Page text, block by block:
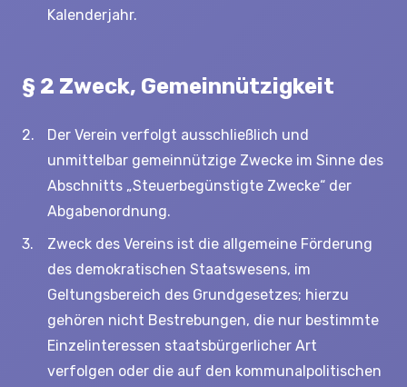
Kalenderjahr.
§ 2 Zweck, Gemeinnützigkeit
Der Verein verfolgt ausschließlich und
unmittelbar gemeinnützige Zwecke im Sinne des
Abschnitts „Steuerbegünstigte Zwecke“ der
Abgabenordnung.
Zweck des Vereins ist die allgemeine Förderung
des demokratischen Staatswesens, im
Geltungsbereich des Grundgesetzes; hierzu
gehören nicht Bestrebungen, die nur bestimmte
Einzelinteressen staatsbürgerlicher Art
verfolgen oder die auf den kommunalpolitischen